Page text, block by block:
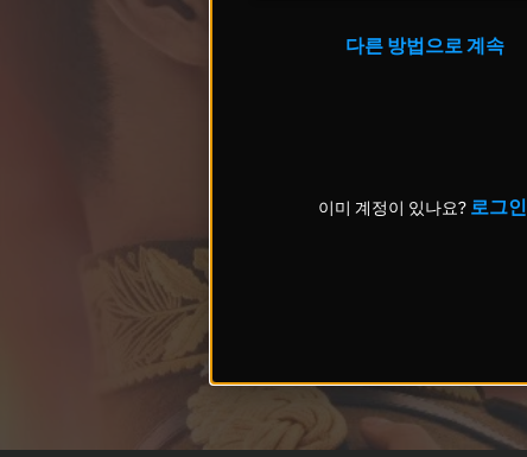
다른 방법으로 계속
이미 계정이 있나요? 로그인